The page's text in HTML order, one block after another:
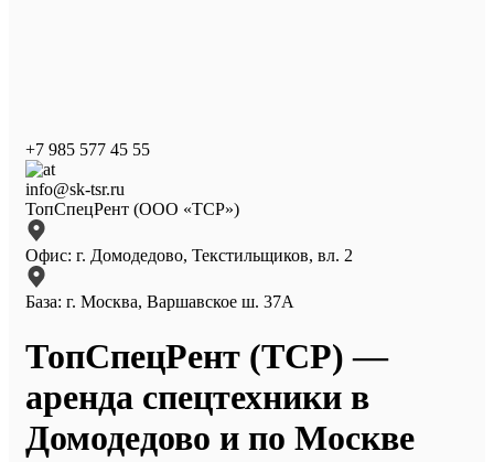
+7 985 577 45 55
info@sk-tsr.ru
ТопСпецРент (ООО «ТСР»)
Офис: г. Домодедово, Текстильщиков, вл. 2
База: г. Москва, Варшавское ш. 37А
ТопСпецРент (ТСР) —
аренда спецтехники в
Домодедово и по Москве